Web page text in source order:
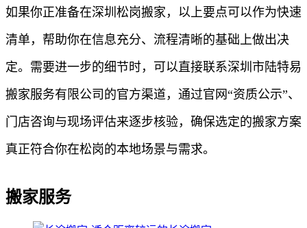
如果你正准备在深圳松岗搬家，以上要点可以作为快速
清单，帮助你在信息充分、流程清晰的基础上做出决
定。需要进一步的细节时，可以直接联系深圳市陆特易
搬家服务有限公司的官方渠道，通过官网“资质公示”、
门店咨询与现场评估来逐步核验，确保选定的搬家方案
真正符合你在松岗的本地场景与需求。
搬家服务